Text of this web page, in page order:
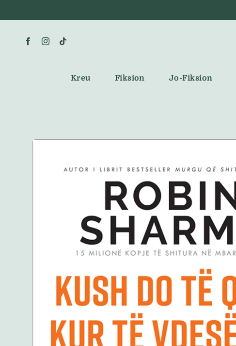
to
content
Kreu Fiksion Jo-Fiksion